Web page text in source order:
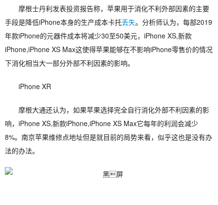
摩根士丹利发表投资报告称，苹果用于消化不利外部因素的主要
手段是降低iPhone本身的生产成本卡托丢失。分析师认为，每部2019
年款iPhone的元器件成本将减少30至50美元，iPhone XS,新款
iPhone,iPhone XS Max这使得苹果能够在不影响iPhone零售价的情况
下消化相当大一部分外部不利因素的影响。
iPhone XR
摩根大通还认为，如果苹果选择完全自行消化外部不利因素的影
响，iPhone XS,新款iPhone,iPhone XS Max它每年的利润会减少
8%。南京苹果维修点地址但是就目前的局势来看，似乎这也是没有办
法的办法。